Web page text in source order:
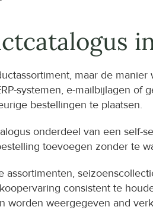
maar de
systemen, e-mailbijlagen
bestellingen te plaatsen.
onderdeel van een self-
toevoegen zonder te
consistent te
worden weergegeven and